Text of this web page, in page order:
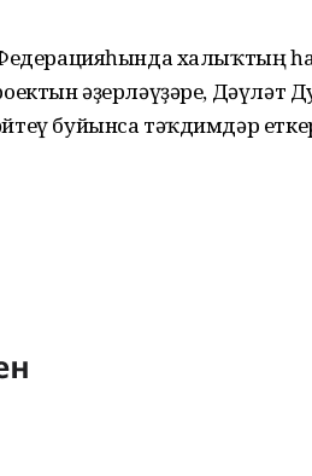
халыҡтың
әҙерләүҙәре, Дәүләт
буйынса тәҡдимдәр